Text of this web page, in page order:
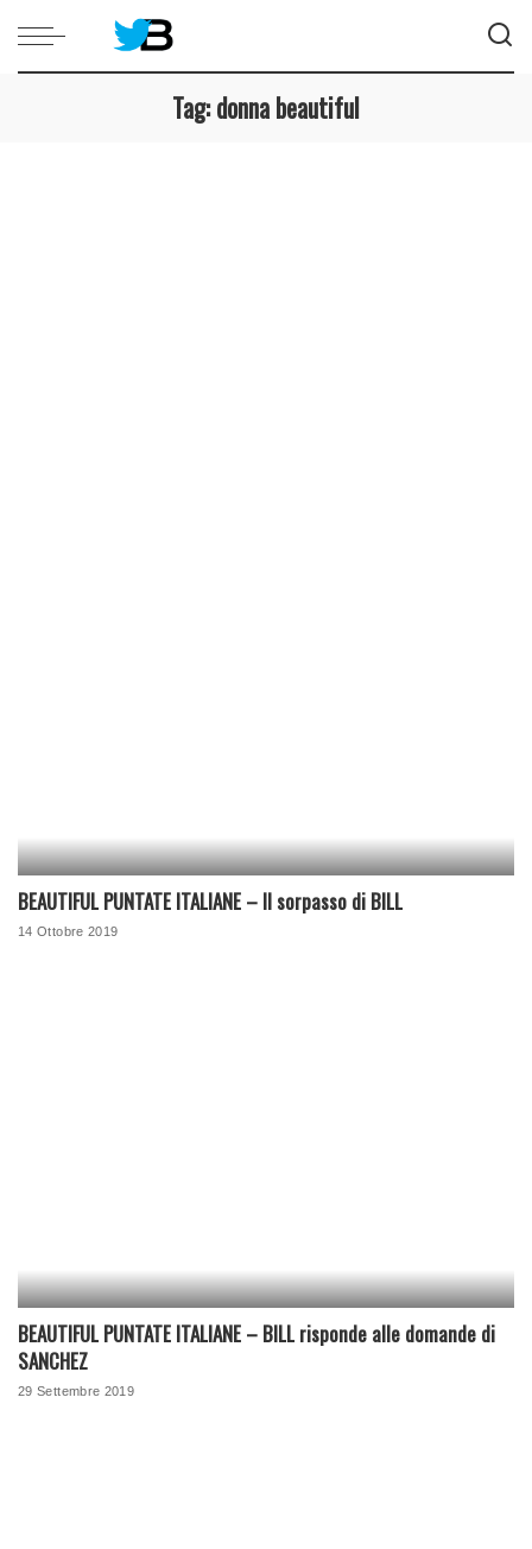
Tag:donna beautiful
BEAUTIFUL PUNTATE ITALIANE – Il sorpasso di BILL
14 Ottobre 2019
BEAUTIFUL PUNTATE ITALIANE – BILL risponde alle domande di
SANCHEZ
29 Settembre 2019